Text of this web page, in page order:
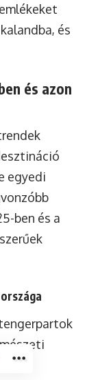
és
és azon
egyedi
ben és a